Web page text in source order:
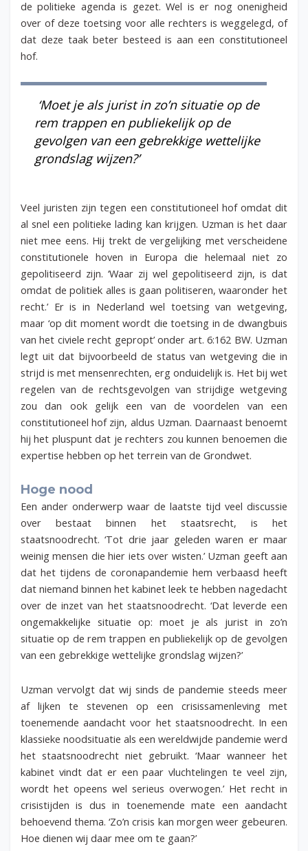
de politieke agenda is gezet. Wel is er nog onenigheid
over of deze toetsing voor alle rechters is weggelegd, of
dat deze taak beter besteed is aan een constitutioneel
hof.
‘Moet je als jurist in zo’n situatie op de
rem trappen en publiekelijk op de
gevolgen van een gebrekkige wettelijke
grondslag wijzen?’
Veel juristen zijn tegen een constitutioneel hof omdat dit
al snel een politieke lading kan krijgen. Uzman is het daar
niet mee eens. Hij trekt de vergelijking met verscheidene
constitutionele hoven in Europa die helemaal niet zo
gepolitiseerd zijn. ‘Waar zij wel gepolitiseerd zijn, is dat
omdat de politiek alles is gaan politiseren, waaronder het
recht.’ Er is in Nederland wel toetsing van wetgeving,
maar ‘op dit moment wordt die toetsing in de dwangbuis
van het civiele recht gepropt’ onder art. 6:162 BW. Uzman
legt uit dat bijvoorbeeld de status van wetgeving die in
strijd is met mensenrechten, erg onduidelijk is. Het bij wet
regelen van de rechtsgevolgen van strijdige wetgeving
zou dan ook gelijk een van de voordelen van een
constitutioneel hof zijn, aldus Uzman. Daarnaast benoemt
hij het pluspunt dat je rechters zou kunnen benoemen die
expertise hebben op het terrein van de Grondwet.
Hoge nood
Een ander onderwerp waar de laatste tijd veel discussie
over bestaat binnen het staatsrecht, is het
staatsnoodrecht. ‘Tot drie jaar geleden waren er maar
weinig mensen die hier iets over wisten.’ Uzman geeft aan
dat het tijdens de coronapandemie hem verbaasd heeft
dat niemand binnen het kabinet leek te hebben nagedacht
over de inzet van het staatsnoodrecht. ‘Dat leverde een
ongemakkelijke situatie op: moet je als jurist in zo’n
situatie op de rem trappen en publiekelijk op de gevolgen
van een gebrekkige wettelijke grondslag wijzen?’
Uzman vervolgt dat wij sinds de pandemie steeds meer
af lijken te stevenen op een crisissamenleving met
toenemende aandacht voor het staatsnoodrecht. In een
klassieke noodsituatie als een wereldwijde pandemie werd
het staatsnoodrecht niet gebruikt. ‘Maar wanneer het
kabinet vindt dat er een paar vluchtelingen te veel zijn,
wordt het opeens wel serieus overwogen.’ Het recht in
crisistijden is dus in toenemende mate een aandacht
behoevend thema. ‘Zo’n crisis kan morgen weer gebeuren.
Hoe dienen wij daar mee om te gaan?’